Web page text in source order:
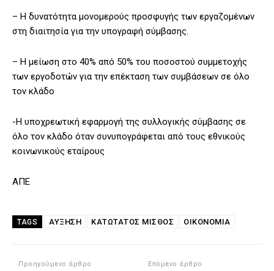
– Η δυνατότητα μονομερούς προσφυγής των εργαζομένων
στη διαιτησία για την υπογραφή σύμβασης.
– Η μείωση στο 40% από 50% του ποσοστού συμμετοχής
των εργοδοτών για την επέκταση των συμβάσεων σε όλο
τον κλάδο
-Η υποχρεωτική εφαρμογή της συλλογικής σύμβασης σε
όλο τον κλάδο όταν συνυπογράφεται από τους εθνικούς
κοινωνικούς εταίρους
ΑΠΕ
TAGS ΑΥΞΗΣΗ ΚΑΤΩΤΑΤΟΣ ΜΙΣΘΟΣ ΟΙΚΟΝΟΜΙΑ
Προηγούμενο άρθρο Επόμενο άρθρο